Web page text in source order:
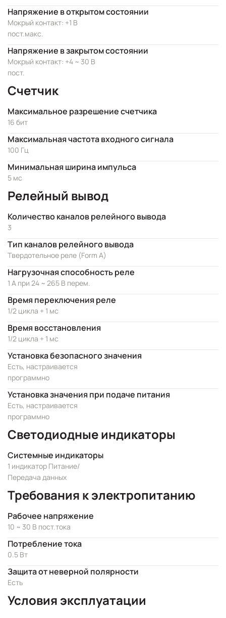
Напряжение в открытом состоянии
Мокрый контакт: +1 В
пост.макс.
Напряжение в закрытом состоянии
Мокрый контакт: +4 ~ 30 В
пост.
Счетчик
Максимальное разрешение счетчика
16 бит
Максимальная частота входного сигнала
100 Гц
Минимальная ширина импульса
5 мс
Релейный вывод
Количество каналов релейного вывода
3
Тип каналов релейного вывода
Твердотельное реле (Form A)
Нагрузочная способность реле
1 А при 24 ~ 265 В перем.
Время переключения реле
1/2 цикла + 1 мс
Время восстановления
1/2 цикла + 1 мс
Установка безопасного значения
Есть, настраивается
программно
Установка значения при подаче питания
Есть, настраивается
программно
Светодиодные индикаторы
Системные индикаторы
1 индикатор Питание/
Передача данных
Требования к электропитанию
Рабочее напряжение
10 ~ 30 В пост.тока
Потребление тока
0.5 Вт
Защита от неверной полярности
Есть
Условия эксплуатации